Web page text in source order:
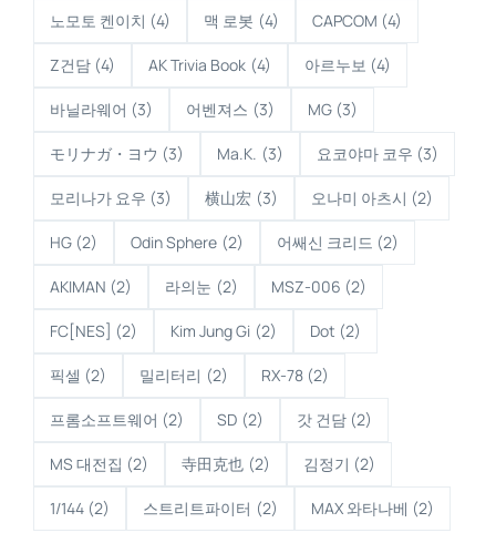
노모토 켄이치 (4) 맥 로봇 (4) CAPCOM (4)
Z건담 (4) AK Trivia Book (4) 아르누보 (4)
바닐라웨어 (3) 어벤져스 (3) MG (3)
モリナガ・ヨウ (3) Ma.K. (3) 요코야마 코우 (3)
모리나가 요우 (3) 横山宏 (3) 오나미 아츠시 (2)
HG (2) Odin Sphere (2) 어쌔신 크리드 (2)
AKIMAN (2) 라의눈 (2) MSZ-006 (2)
FC[NES] (2) Kim Jung Gi (2) Dot (2)
픽셀 (2) 밀리터리 (2) RX-78 (2)
프롬소프트웨어 (2) SD (2) 갓 건담 (2)
MS 대전집 (2) 寺田克也 (2) 김정기 (2)
1/144 (2) 스트리트파이터 (2) MAX 와타나베 (2)